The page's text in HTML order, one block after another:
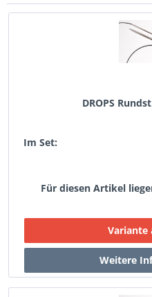
DROPS
Im Set:
Für diesen Artikel